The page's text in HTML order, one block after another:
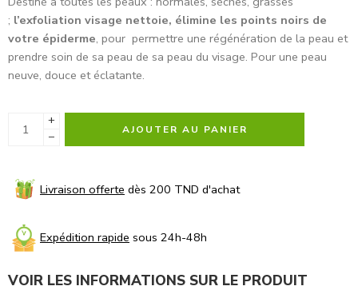
; l’exfoliation visage nettoie, élimine les points noirs de
votre épiderme, pour permettre une régénération de la peau et
prendre soin de sa peau de sa peau du visage. Pour une peau
neuve, douce et éclatante.
+
−
AJOUTER AU PANIER
Livraison offerte dès 200 TND d'achat
Expédition rapide sous 24h-48h
VOIR LES INFORMATIONS SUR LE PRODUIT